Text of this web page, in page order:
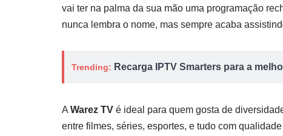
vai ter na palma da sua mão uma programação
nunca lembra o nome, mas sempre acaba
Trending: Recarga IPTV Smarters para a
A Warez TV é ideal para quem gosta de
entre filmes, séries, esportes, e tudo com